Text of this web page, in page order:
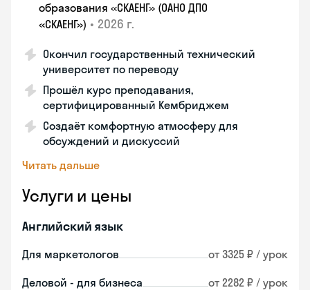
образования «СКАЕНГ» (ОАНО ДПО
«СКАЕНГ») • 2026 г.
Окончил государственный технический
университет по переводу
Прошёл курс преподавания,
сертифицированный Кембриджем
Создаёт комфортную атмосферу для
обсуждений и дискуссий
Читать дальше
Услуги и цены
Английский язык
Для маркетологов от 3325 ₽ / урок
Деловой - для бизнеса от 2282 ₽ / урок